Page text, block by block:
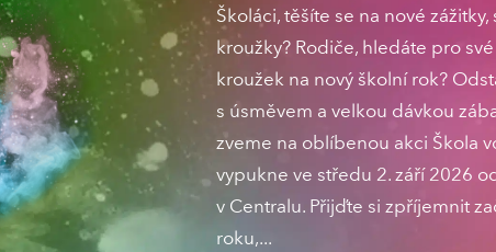
Školáci, těšíte se na nové
kroužky? Rodiče, hledáte pro
kroužek na nový školní rok?
s úsměvem a velkou dávkou
zveme na oblíbenou akci Škola
vypukne ve středu 2. září 2026
v Centralu. Přijďte si zpříjemnit
roku,